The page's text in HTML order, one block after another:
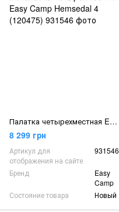
Палатка четырехместная Easy Camp Hemsedal 4 (120475)
8 299 грн
Артикул для
отображения на сайте
931546
Бренд
Easy
Camp
Состояние товара
Новый